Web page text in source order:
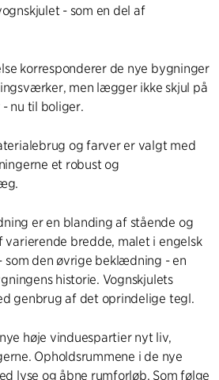
- som en del af
korresponderer de nye bygninger
men lægger ikke skjul på
nu til boliger.
og farver er valgt med
et robust og
er en blanding af stående og
bredde, malet i engelsk
som den øvrige beklædning - en
historie. Vognskjulets
genbrug af det oprindelige tegl.
høje vinduespartier nyt liv,
Opholdsrummene i de nye
lyse og åbne rumforløb. Som følge